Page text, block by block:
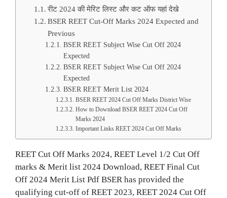
रीट 2024 की मेरिट लिस्ट और कट ऑफ यहां देखे
BSER REET Cut-Off Marks 2024 Expected and
Previous
BSER REET Subject Wise Cut Off 2024
Expected
BSER REET Subject Wise Cut Off 2024
Expected
BSER REET Merit List 2024
BSER REET 2024 Cut Off Marks District Wise
How to Download BSER REET 2024 Cut Off
Marks 2024
Important Links REET 2024 Cut Off Marks
REET Cut Off Marks 2024, REET Level 1/2 Cut Off
marks & Merit list 2024 Download, REET Final Cut
Off 2024 Merit List Pdf BSER has provided the
qualifying cut-off of REET 2023, REET 2024 Cut Off